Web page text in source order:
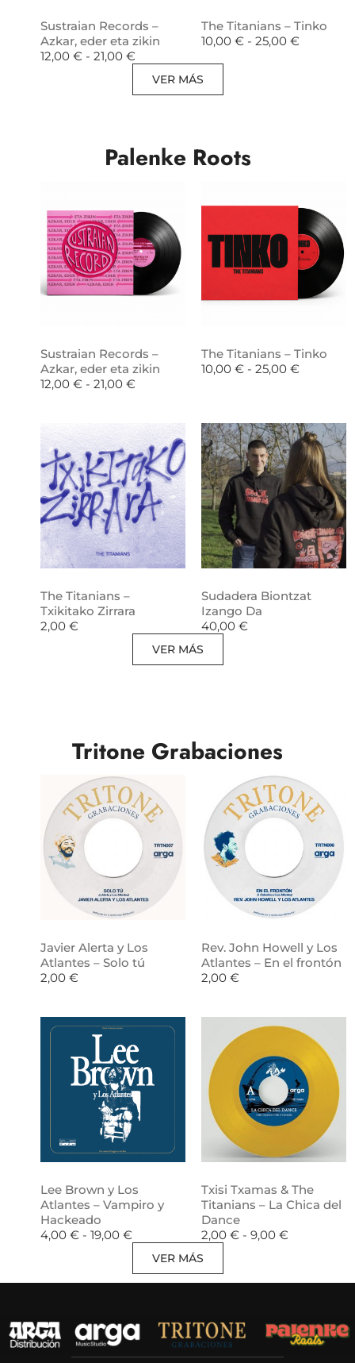
Sustraian Records –
Azkar, eder eta zikin
12,00 € - 21,00 €
The Titanians – Tinko
10,00 € - 25,00 €
VER MÁS
Palenke Roots
Sustraian Records –
Azkar, eder eta zikin
12,00 € - 21,00 €
The Titanians – Tinko
10,00 € - 25,00 €
The Titanians –
Txikitako Zirrara
2,00 €
Sudadera Biontzat
Izango Da
40,00 €
VER MÁS
Tritone Grabaciones
Javier Alerta y Los
Atlantes – Solo tú
2,00 €
Rev. John Howell y Los
Atlantes – En el frontón
2,00 €
Lee Brown y Los
Atlantes – Vampiro y
Hackeado
4,00 € - 19,00 €
Txisi Txamas & The
Titanians – La Chica del
Dance
2,00 € - 9,00 €
VER MÁS